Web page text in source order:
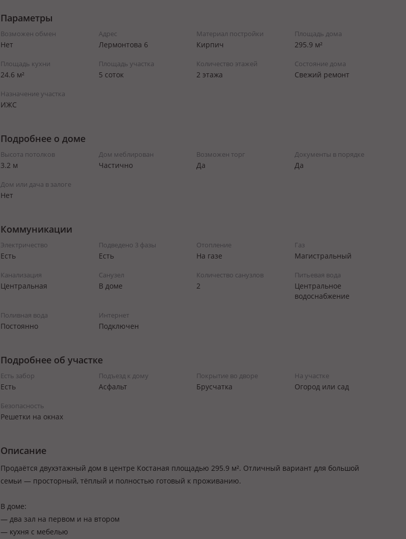
Параметры
Возможен обмен
Нет
Адрес
Лермонтова 6
Материал постройки
Кирпич
Площадь дома
295.9 м²
Площадь кухни
24.6 м²
Площадь участка
5 соток
Количество этажей
2 этажа
Состояние дома
Свежий ремонт
Назначение участка
ИЖС
Подробнее о доме
Высота потолков
3.2 м
Дом меблирован
Частично
Возможен торг
Да
Документы в порядке
Да
Дом или дача в залоге
Нет
Коммуникации
Электричество
Есть
Подведено 3 фазы
Есть
Отопление
На газе
Газ
Магистральный
Канализация
Центральная
Санузел
В доме
Количество санузлов
2
Питьевая вода
Центральное
водоснабжение
Поливная вода
Постоянно
Интернет
Подключен
Подробнее об участке
Есть забор
Есть
Подъезд к дому
Асфальт
Покрытие во дворе
Брусчатка
На участке
Огород или сад
Безопасность
Решетки на окнах
Описание
Продаётся двухэтажный дом в центре Костаная площадью 295.9 м². Отличный вариант для большой
семьи — просторный, тёплый и полностью готовый к проживанию.
В доме:
— два зал на первом и на втором
— кухня с мебелью